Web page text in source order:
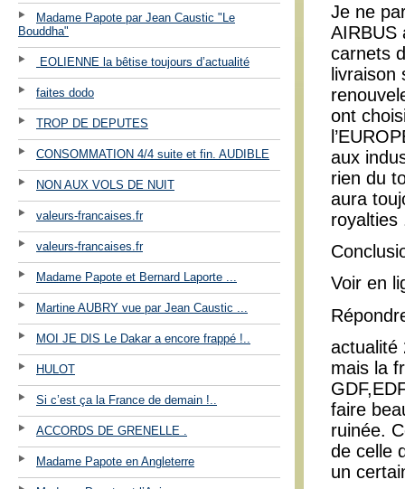
Madame Papote par Jean Caustic "Le
Bouddha"
EOLIENNE la bêtise toujours d’actualité
faites dodo
TROP DE DEPUTES
CONSOMMATION 4/4 suite et fin. AUDIBLE
NON AUX VOLS DE NUIT
valeurs-francaises.fr
valeurs-francaises.fr
Madame Papote et Bernard Laporte ...
Martine AUBRY vue par Jean Caustic ...
MOI JE DIS Le Dakar a encore frappé !..
HULOT
Si c’est ça la France de demain !..
ACCORDS DE GRENELLE .
Madame Papote en Angleterre
Je ne
AIRBUS
carnets
livraison
ont
aux
rien du
aura
royalties
Voir en
actualité
mais la
faire
ruinée.
de celle
un